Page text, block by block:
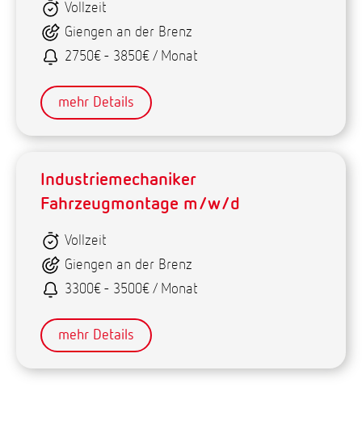
Vollzeit
Giengen an der Brenz
2750€ - 3850€ / Monat
mehr Details
Industriemechaniker
Fahrzeugmontage m/w/d
Vollzeit
Giengen an der Brenz
3300€ - 3500€ / Monat
mehr Details